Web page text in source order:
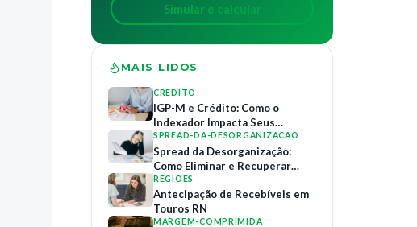
Simular e calcular
MAIS LIDOS
CREDITO
IGP-M e Crédito: Como o
Indexador Impacta Seus
Contratos de Financiamento
SPREAD-DA-DESORGANIZACAO
Spread da Desorganização:
Como Eliminar e Recuperar
Margem
REGIOES
Antecipação de Recebíveis em
Touros RN
MARGEM-COMPRIMIDA